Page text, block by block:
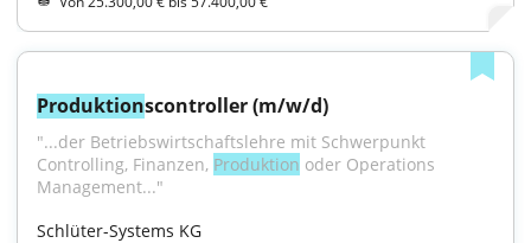
Produktionscontroller (m/w/d)
"...der Betriebswirtschaftslehre mit Schwerpunkt
Controlling, Finanzen, Produktion oder Operations
Management..."
Schlüter-Systems KG